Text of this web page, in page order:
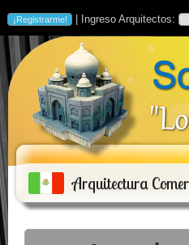
| Ingreso Arquitectos:
Arquitectura